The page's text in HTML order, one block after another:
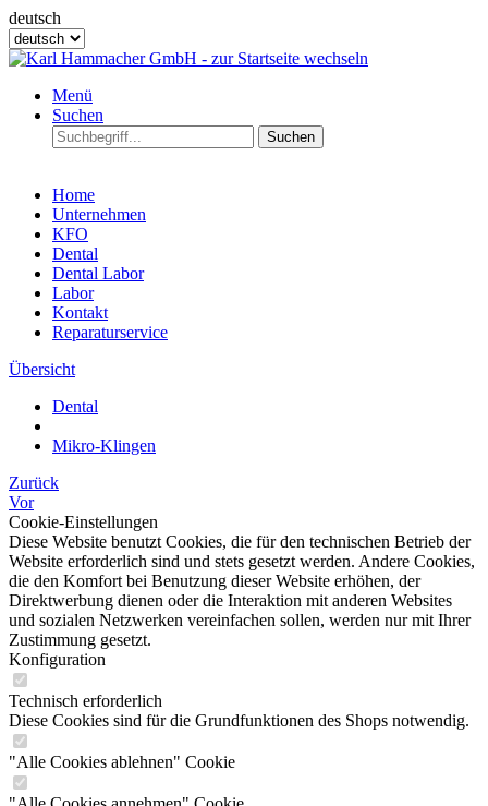
deutsch
Menü
Suchen
Suchen
Home
Unternehmen
KFO
Dental
Dental Labor
Labor
Kontakt
Reparaturservice
Übersicht
Dental
Mikro-Klingen
Zurück
Vor
Cookie-Einstellungen
Diese Website benutzt Cookies, die für den technischen Betrieb der
Website erforderlich sind und stets gesetzt werden. Andere Cookies,
die den Komfort bei Benutzung dieser Website erhöhen, der
Direktwerbung dienen oder die Interaktion mit anderen Websites
und sozialen Netzwerken vereinfachen sollen, werden nur mit Ihrer
Zustimmung gesetzt.
Konfiguration
Technisch erforderlich
Diese Cookies sind für die Grundfunktionen des Shops notwendig.
"Alle Cookies ablehnen" Cookie